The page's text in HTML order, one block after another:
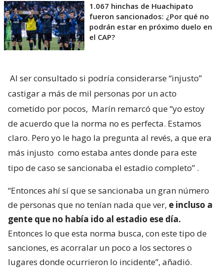
1.067 hinchas de Huachipato
fueron sancionados: ¿Por qué no
podrán estar en próximo duelo en
el CAP?
Al ser consultado si podría considerarse “injusto”
castigar a más de mil personas por un acto
cometido por pocos, Marín remarcó que “yo estoy
de acuerdo que la norma no es perfecta. Estamos
claro. Pero yo le hago la pregunta al revés, a que era
más injusto como estaba antes donde para este
tipo de caso se sancionaba el estadio completo” .
“Entonces ahí sí que se sancionaba un gran número
de personas que no tenían nada que ver, e incluso a
gente que no había ido al estadio ese día.
Entonces lo que esta norma busca, con este tipo de
sanciones, es acorralar un poco a los sectores o
lugares donde ocurrieron lo incidente”, añadió.